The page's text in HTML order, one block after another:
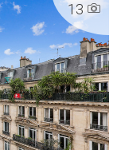
water-closet et un
- PARIS 6 Agence
Rennes/Saint-
SOUS 24 H).
13